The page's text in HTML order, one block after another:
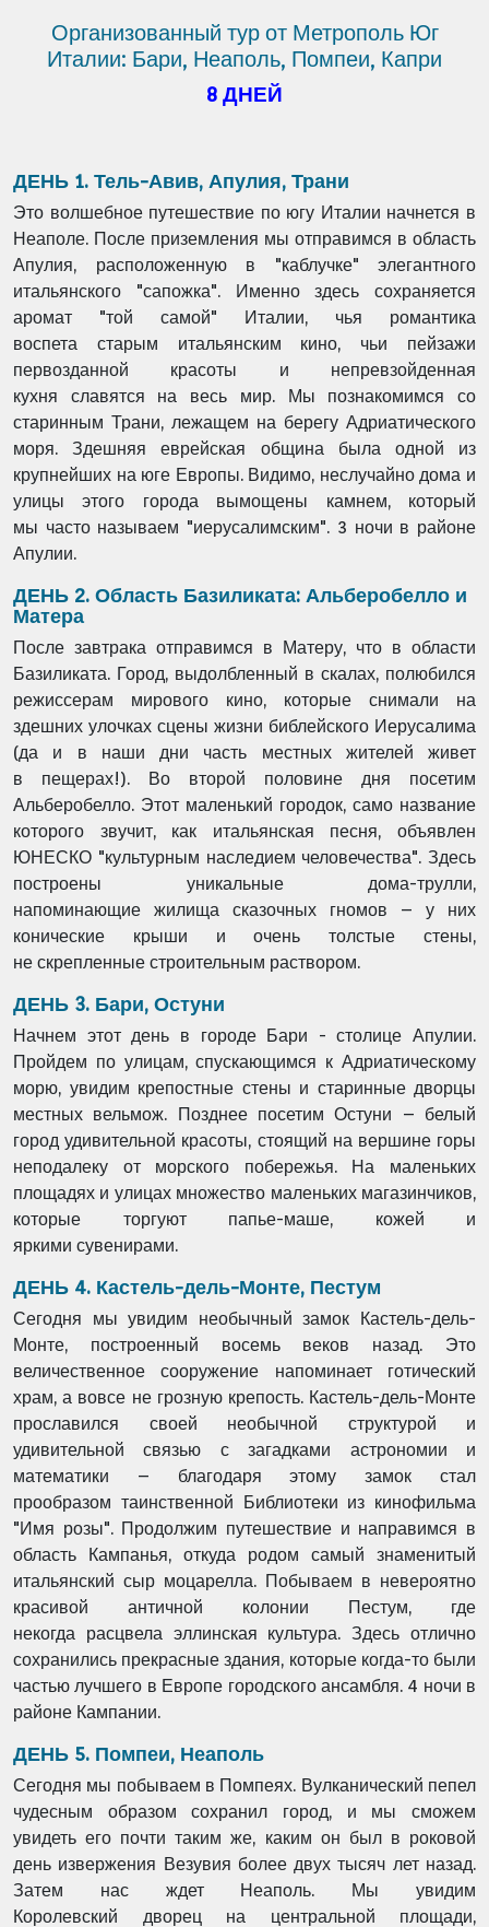
Организованный тур от Метрополь Юг
Италии: Бари, Неаполь, Помпеи, Капри
8 ДНЕЙ
ДЕНЬ 1. Тель-Авив, Апулия, Трани
Это волшебное путешествие по югу Италии начнется в
Неаполе. После приземления мы отправимся в область
Апулия, расположенную в "каблучке" элегантного
итальянского "сапожка". Именно здесь сохраняется
аромат "той самой" Италии, чья романтика
воспета старым итальянским кино, чьи пейзажи
первозданной красоты и непревзойденная
кухня славятся на весь мир. Мы познакомимся со
старинным Трани, лежащем на берегу Адриатического
моря. Здешняя еврейская община была одной из
крупнейших на юге Европы. Видимо, неслучайно дома и
улицы этого города вымощены камнем, который
мы часто называем "иерусалимским". 3 ночи в районе
Апулии.
ДЕНЬ 2. Область Базиликата: Альберобелло и
Матера
После завтрака отправимся в Матеру, что в области
Базиликата. Город, выдолбленный в скалах, полюбился
режиссерам мирового кино, которые снимали на
здешних улочках сцены жизни библейского Иерусалима
(да и в наши дни часть местных жителей живет
в пещерах!). Во второй половине дня посетим
Альберобелло. Этот маленький городок, само название
которого звучит, как итальянская песня, объявлен
ЮНЕСКО "культурным наследием человечества". Здесь
построены уникальные дома-трулли,
напоминающие жилища сказочных гномов – у них
конические крыши и очень толстые стены,
не скрепленные строительным раствором.
ДЕНЬ 3. Бари, Остуни
Начнем этот день в городе Бари - столице Апулии.
Пройдем по улицам, спускающимся к Адриатическому
морю, увидим крепостные стены и старинные дворцы
местных вельмож. Позднее посетим Остуни – белый
город удивительной красоты, стоящий на вершине горы
неподалеку от морского побережья. На маленьких
площадях и улицах множество маленьких магазинчиков,
которые торгуют папье-маше, кожей и
яркими сувенирами.
ДЕНЬ 4. Кастель-дель-Монте, Пестум
Сегодня мы увидим необычный замок Кастель-дель-
Монте, построенный восемь веков назад. Это
величественное сооружение напоминает готический
храм, а вовсе не грозную крепость. Кастель-дель-Монте
прославился своей необычной структурой и
удивительнойсвязью с загадками астрономии и
математики – благодаря этому замок стал
прообразом таинственной Библиотеки из кинофильма
"Имя розы". Продолжим путешествие и направимся в
область Кампанья, откуда родом самый знаменитый
итальянский сыр моцарелла. Побываем в невероятно
красивой античной колонии Пестум, где
некогда расцвела эллинская культура. Здесь отлично
сохранились прекрасные здания, которые когда-то были
частью лучшего в Европе городского ансамбля. 4 ночи в
районе Кампании.
ДЕНЬ 5. Помпеи, Неаполь
Сегодня мы побываем в Помпеях. Вулканический пепел
чудесным образом сохранил город, и мы сможем
увидеть его почти таким же, каким он был в роковой
день извержения Везувия более двух тысяч лет назад.
Затем нас ждет Неаполь. Мы увидим
Королевский дворец на центральной площади,